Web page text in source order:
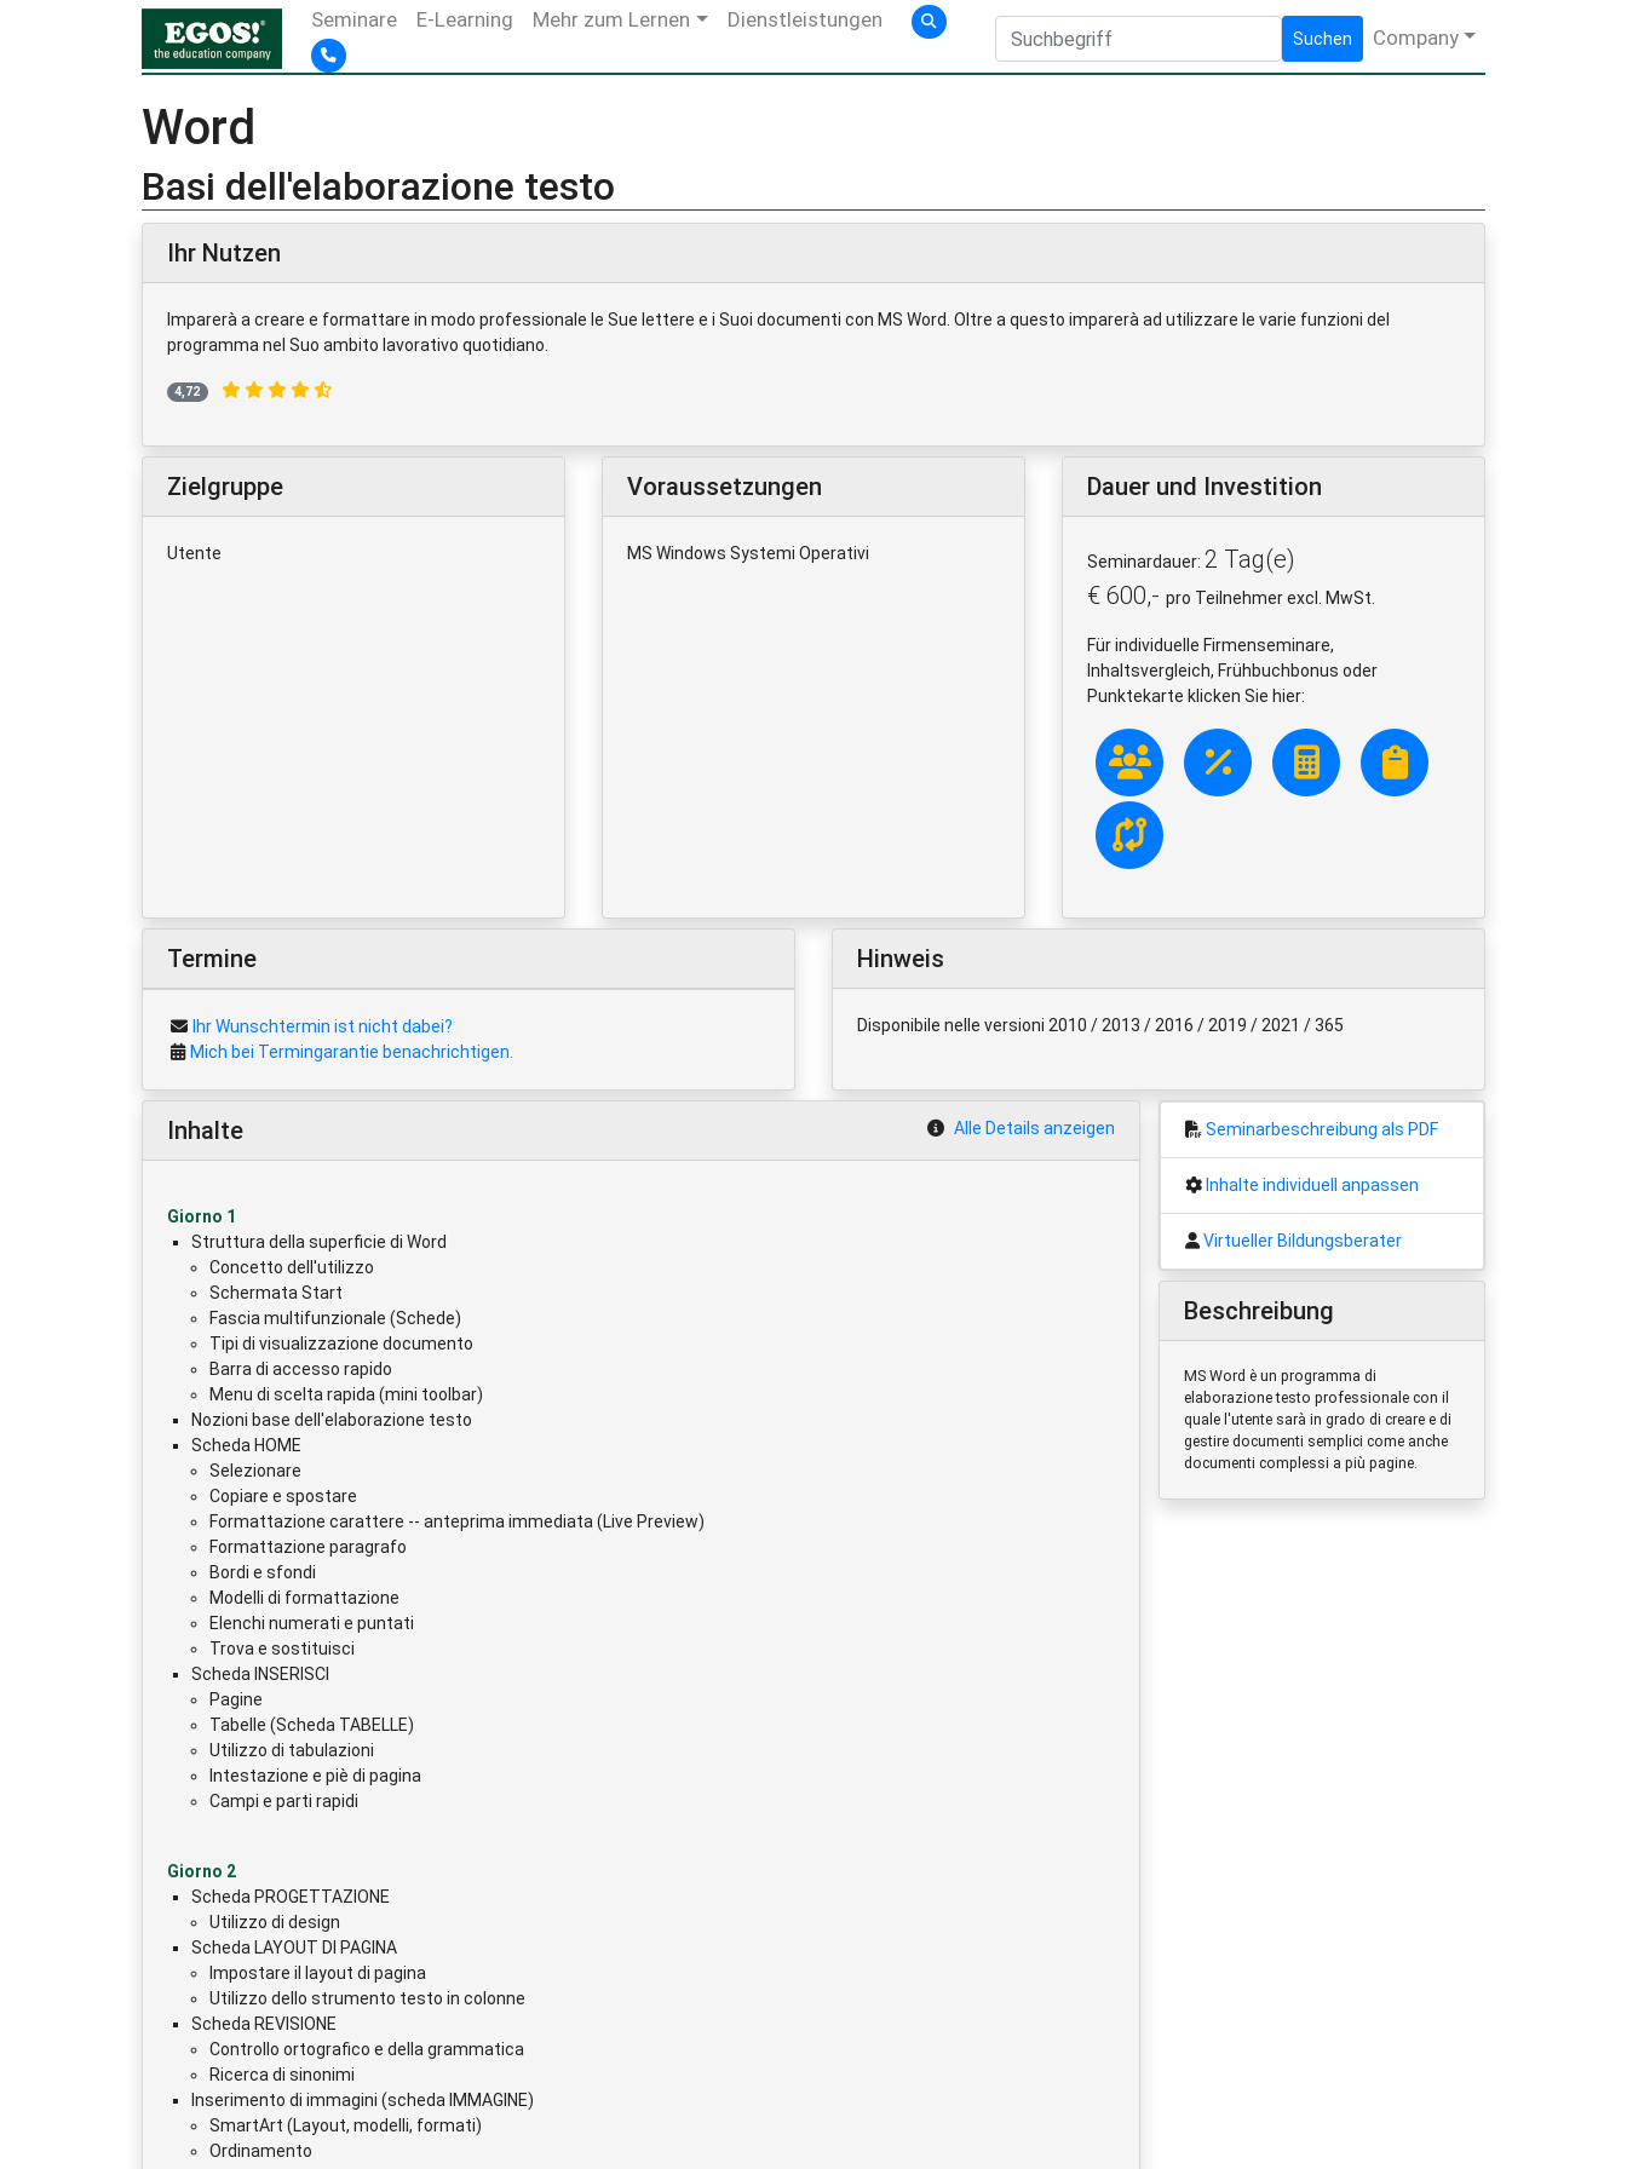
Seminare E-Learning Mehr zum Lernen Dienstleistungen
Suchen Company
Word
Basi dell'elaborazione testo
Ihr Nutzen
Imparerà a creare e formattare in modo professionale le Sue lettere e i Suoi documenti con MS Word. Oltre a questo imparerà ad utilizzare le varie funzioni del
programma nel Suo ambito lavorativo quotidiano.
4,72
Zielgruppe
Utente
Voraussetzungen
MS Windows Systemi Operativi
Dauer und Investition
Seminardauer: 2 Tag(e)
€ 600,- pro Teilnehmer excl. MwSt.
Für individuelle Firmenseminare,
Inhaltsvergleich, Frühbuchbonus oder
Punktekarte klicken Sie hier:
Termine
Ihr Wunschtermin ist nicht dabei?
Mich bei Termingarantie benachrichtigen.
Hinweis
Disponibile nelle versioni 2010 / 2013 / 2016 / 2019 / 2021 / 365
Inhalte Alle Details anzeigen
Giorno 1
Struttura della superficie di Word
Concetto dell'utilizzo
Schermata Start
Fascia multifunzionale (Schede)
Tipi di visualizzazione documento
Barra di accesso rapido
Menu di scelta rapida (mini toolbar)
Nozioni base dell'elaborazione testo
Scheda HOME
Selezionare
Copiare e spostare
Formattazione carattere -- anteprima immediata (Live Preview)
Formattazione paragrafo
Bordi e sfondi
Modelli di formattazione
Elenchi numerati e puntati
Trova e sostituisci
Scheda INSERISCI
Pagine
Tabelle (Scheda TABELLE)
Utilizzo di tabulazioni
Intestazione e piè di pagina
Campi e parti rapidi
Giorno 2
Scheda PROGETTAZIONE
Utilizzo di design
Scheda LAYOUT DI PAGINA
Impostare il layout di pagina
Utilizzo dello strumento testo in colonne
Scheda REVISIONE
Controllo ortografico e della grammatica
Ricerca di sinonimi
Inserimento di immagini (scheda IMMAGINE)
SmartArt (Layout, modelli, formati)
Ordinamento
Seminarbeschreibung als PDF
Inhalte individuell anpassen
Virtueller Bildungsberater
Beschreibung
MS Word è un programma di
elaborazione testo professionale con il
quale l'utente sarà in grado di creare e di
gestire documenti semplici come anche
documenti complessi a più pagine.